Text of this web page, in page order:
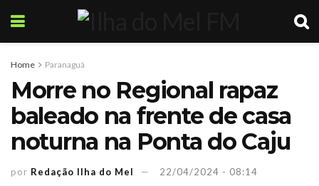
Home Paranaguá
Morre no Regional rapaz
baleado na frente de casa
noturna na Ponta do Caju
por Redação Ilha do Mel 22/04/2024 - 08:14